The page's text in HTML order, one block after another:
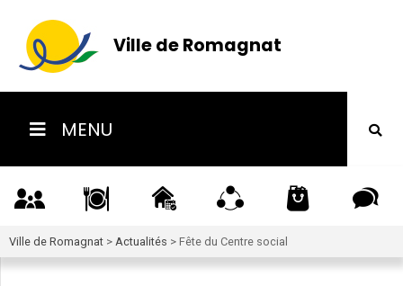
Ville de Romagnat
MENU
Ville de Romagnat > Actualités > Fête du Centre social